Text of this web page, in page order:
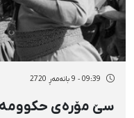
09:39 - 9 بانەمەڕ 2720
سێ مۆره‌ی